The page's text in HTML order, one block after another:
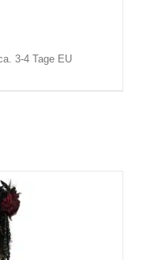
3-4 Tage EU